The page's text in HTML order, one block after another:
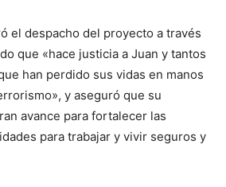
el despacho del proyecto a través
que «hace justicia a Juan y tantos
han perdido sus vidas en manos
y aseguró que su
avance para fortalecer las
para trabajar y vivir seguros y